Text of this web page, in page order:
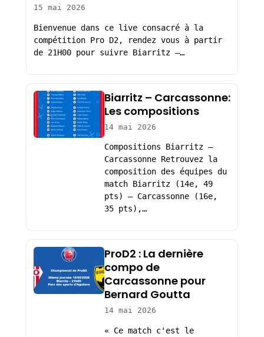
15 mai 2026
Bienvenue dans ce live consacré à la
compétition Pro D2, rendez vous à partir
de 21H00 pour suivre Biarritz –…
Biarritz – Carcassonne:
Les compositions
14 mai 2026
Compositions Biarritz –
Carcassonne Retrouvez la
composition des équipes du
match Biarritz (14e, 49
pts) – Carcassonne (16e,
35 pts),…
ProD2 : La dernière
compo de
Carcassonne pour
Bernard Goutta
14 mai 2026
« Ce match c'est le